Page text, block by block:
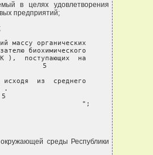
в целях удовлетворения
предприятий;
массу органических
биохимического
),  поступающих  на
5
исходя  из  среднего
.
5
";
среды Республики